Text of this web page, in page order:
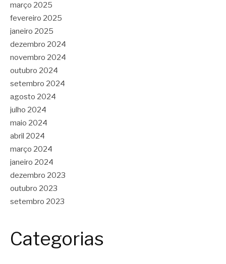
março 2025
fevereiro 2025
janeiro 2025
dezembro 2024
novembro 2024
outubro 2024
setembro 2024
agosto 2024
julho 2024
maio 2024
abril 2024
março 2024
janeiro 2024
dezembro 2023
outubro 2023
setembro 2023
Categorias